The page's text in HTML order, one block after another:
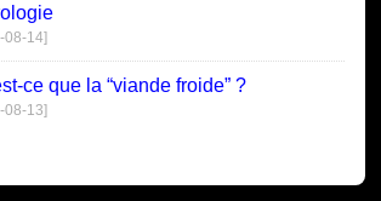
08-14]
ce que la “viande froide” ?
08-13]